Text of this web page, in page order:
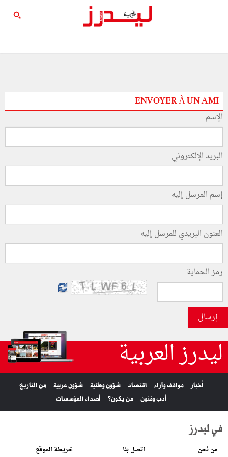
ENVOYER À UN AMI
الإسم
البريد الإلكتروني
إسم المرسل إليه
العنون البريدي للمرسل إليه
رمز الحماية
إرسال
ليدرز العربية
أخبار مواقف وآراء اقتصاد شؤون وطنية شؤون عربية
من التاريخ
أدب وفنون
من يكون؟ أصداء المؤسسات
في ليدرز
من نحن اتصل بنا خريطة الموقع